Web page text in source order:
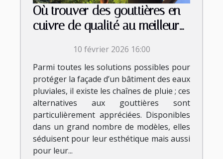
Où trouver des gouttières en
cuivre de qualité au meilleur
10 février 2026 16:00
Parmi toutes les solutions possibles pour
protéger la façade d’un bâtiment des eaux
pluviales, il existe les chaînes de pluie ; ces
alternatives aux gouttières sont
particulièrement appréciées. Disponibles
dans un grand nombre de modèles, elles
séduisent pour leur esthétique mais aussi
pour leur...